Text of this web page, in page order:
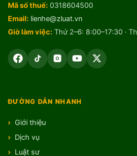
Mã số thuế: 0318604500
Email: lienhe@zluat.vn
Giờ làm việc: Thứ 2–6: 8:00–17:30 ·
ĐƯỜNG DẪN NHANH
Giới thiệu
Dịch vụ
Luật sư